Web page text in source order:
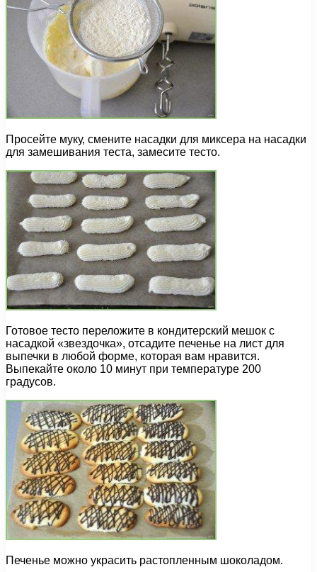
Просейте муку, смените насадки для миксера на насадки
для замешивания теста, замесите тесто.
Готовое тесто переложите в кондитерский мешок с
насадкой «звездочка», отсадите печенье на лист для
выпечки в любой форме, которая вам нравится.
Выпекайте около 10 минут при температуре 200
градусов.
Печенье можно украсить растопленным шоколадом.